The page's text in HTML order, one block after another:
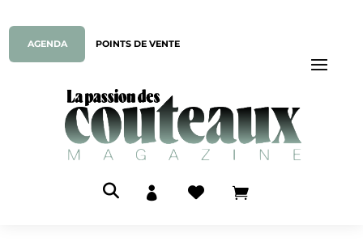
AGENDA POINTS DE VENTE
  